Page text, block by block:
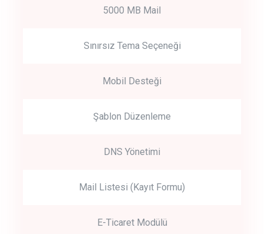
5000 MB Mail
Sınırsız Tema Seçeneği
Mobil Desteği
Şablon Düzenleme
DNS Yönetimi
Mail Listesi (Kayıt Formu)
E-Ticaret Modülü